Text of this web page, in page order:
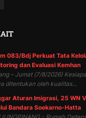
083/Bdj Perkuat Tata
dan Evaluasi Kemhan
– Jumat (7/8/2026)
ditentukan oleh kualitas...
Aturan Imigrasi, 25 WN
Bandara Soekarno-Hatta